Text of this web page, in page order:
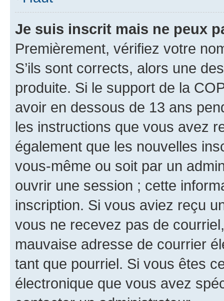
Je suis inscrit mais ne peux
Premièrement, vérifiez votre
S’ils sont corrects, alors une
produite. Si le support de la
avoir en dessous de 13 ans
les instructions que vous avez
également que les nouvelles
vous-même ou soit par un
ouvrir une session ; cette
inscription. Si vous aviez reçu
vous ne recevez pas de
mauvaise adresse de courrier
tant que pourriel. Si vous êtes
électronique que vous avez